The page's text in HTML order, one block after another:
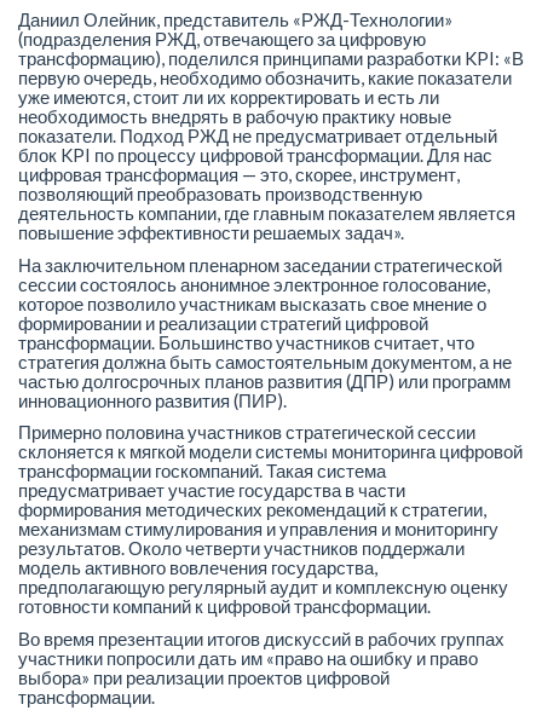
Даниил Олейник, представитель «РЖД-Технологии»
(подразделения РЖД, отвечающего за цифровую
трансформацию), поделился принципами разработки KPI: «В
первую очередь, необходимо обозначить, какие показатели
уже имеются, стоит ли их корректировать и есть ли
необходимость внедрять в рабочую практику новые
показатели. Подход РЖД не предусматривает отдельный
блок KPI по процессу цифровой трансформации. Для нас
цифровая трансформация — это, скорее, инструмент,
позволяющий преобразовать производственную
деятельность компании, где главным показателем является
повышение эффективности решаемых задач».
На заключительном пленарном заседании стратегической
сессии состоялось анонимное электронное голосование,
которое позволило участникам высказать свое мнение о
формировании и реализации стратегий цифровой
трансформации. Большинство участников считает, что
стратегия должна быть самостоятельным документом, а не
частью долгосрочных планов развития (ДПР) или программ
инновационного развития (ПИР).
Примерно половина участников стратегической сессии
склоняется к мягкой модели системы мониторинга цифровой
трансформации госкомпаний. Такая система
предусматривает участие государства в части
формирования методических рекомендаций к стратегии,
механизмам стимулирования и управления и мониторингу
результатов. Около четверти участников поддержали
модель активного вовлечения государства,
предполагающую регулярный аудит и комплексную оценку
готовности компаний к цифровой трансформации.
Во время презентации итогов дискуссий в рабочих группах
участники попросили дать им «право на ошибку и право
выбора» при реализации проектов цифровой
трансформации.